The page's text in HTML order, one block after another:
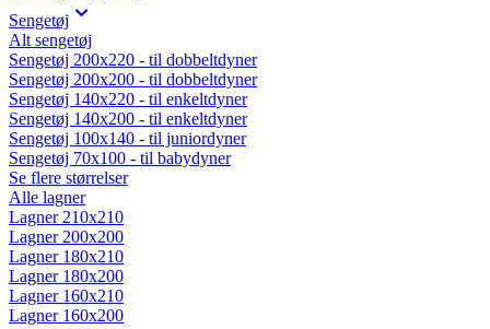
Sengetøj
Alt sengetøj
Sengetøj 200x220 - til dobbeltdyner
Sengetøj 200x200 - til dobbeltdyner
Sengetøj 140x220 - til enkeltdyner
Sengetøj 140x200 - til enkeltdyner
Sengetøj 100x140 - til juniordyner
Sengetøj 70x100 - til babydyner
Se flere størrelser
Alle lagner
Lagner 210x210
Lagner 200x200
Lagner 180x210
Lagner 180x200
Lagner 160x210
Lagner 160x200